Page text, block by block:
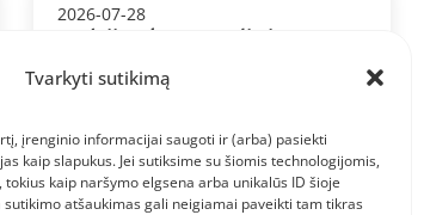
Tvarkyti sutikimą
įrenginio informacijai saugoti ir (arba) pasiekti
kaip slapukus. Jei sutiksime su šiomis technologijomis,
kaip naršymo elgsena arba unikalūs ID šioje
atšaukimas gali neigiamai paveikti tam tikras
2026-07-28
Baltijos komandinis
čempionatas: Lietuvos
komanda ir informacija jai